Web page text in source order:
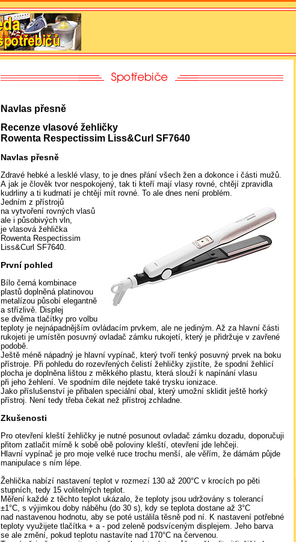
Navlas přesně
Recenze vlasové žehličky
Rowenta Respectissim Liss&Curl SF7640
Navlas přesně
Zdravé hebké a lesklé vlasy, to je dnes přání všech žen a dokonce i části mužů.
A jak je člověk tvor nespokojený, tak ti kteří mají vlasy rovné, chtějí zpravidla
kudrliny a ti kudrnatí je chtějí mít rovné.To ale dnes není problém.
Jedním z přístrojů
na vytvoření rovných vlasů
ale i působivých vln,
je vlasová žehlička
Rowenta Respectissim
Liss&Curl SF7640.
První pohled
Bílo černá kombinace
plastů doplněná platinovou
metalízou působí elegantně
a střízlivě. Displej
se dvěma tlačítky pro volbu
teploty je nejnápadnějším ovládacím prvkem, ale ne jediným. Až za hlavní části
rukojeti je umístěn posuvný ovladač zámku rukojetí, který je přidržuje v zavřené
podobě.
Ještě méně nápadný je hlavní vypínač, který tvoří tenký posuvný prvek na boku
přístroje. Při pohledu do rozevřených čelistí žehličky zjistíte, že spodní žehlicí
plocha je doplněna lištou z měkkého plastu, která slouží k napínání vlasu
při jeho žehlení. Ve spodním díle nejdete také trysku ionizace.
Jako příslušenství je přibalen speciální obal, který umožní sklidit ještě horký
přístroj. Není tedy třeba čekat než přístroj zchladne.
Zkušenosti
Pro otevření kleští žehličky je nutné posunout ovladač zámku dozadu, doporučuji
přitom zatlačit mírně k sobě obě poloviny kleští, otevření jde lehčeji.
Hlavní vypínač je pro moje velké ruce trochu menší, ale věřím, že dámám půjde
manipulace s ním lépe.
Žehlička nabízí nastavení teplot v rozmezí 130 až 200°C v krocích po pěti
stupních, tedy 15 volitelných teplot.
Měření každé z těchto teplot ukázalo, že teploty jsou udržovány s tolerancí
±1°C, s výjimkou doby náběhu (do 30 s), kdy se teplota dostane až 3°C
nad nastavenou hodnotu, aby se poté ustálila těsně pod ní. K nastavení potřebné
teploty využijete tlačítka + a - pod zeleně podsvíceným displejem. Jeho barva
se ale změní, pokud teplotu nastavíte nad 170°C na červenou.